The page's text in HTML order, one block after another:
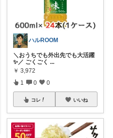
ハルROOM
＼おうちでも外出先でも大活躍
✨／ ごくごく ...
￥ 3,972
1 0 0
コレ いいね